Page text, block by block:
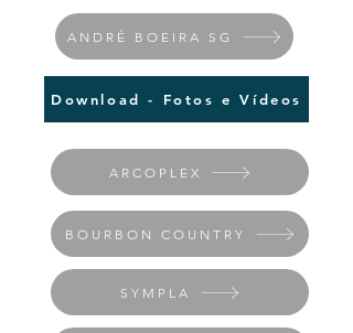
ANDRÉ BOEIRA SG
Download - Fotos e Vídeos
ARCOPLEX
BOURBON COUNTRY
SYMPLA